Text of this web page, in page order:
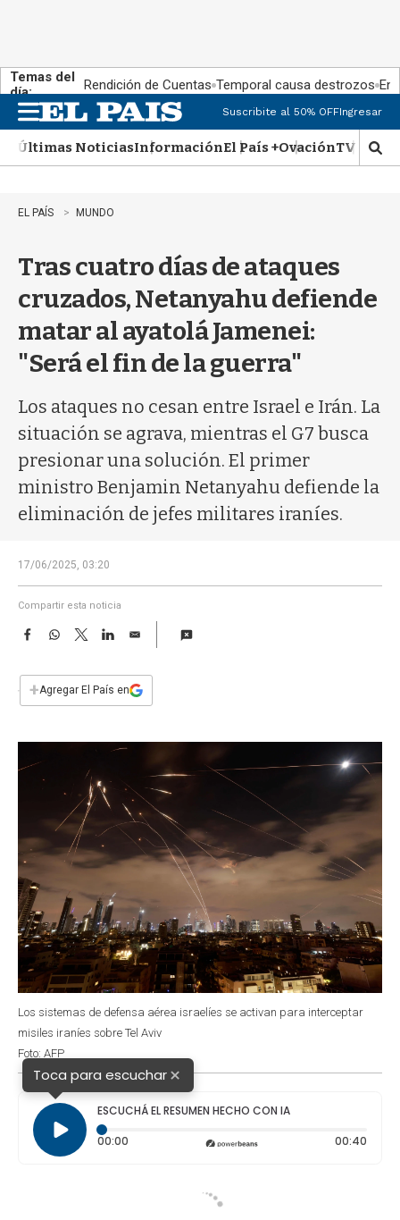
Temas del
día:
Rendición de Cuentas Temporal causa destrozos En
n
u
Suscribite al 50% OFFIngresar
Últimas NoticiasInformaciónEl País +OvaciónTV Show
M
o
�
a
EL PAÍS MUNDO
Tras cuatro días de ataques
cruzados, Netanyahu defiende
matar al ayatolá Jamenei:
"Será el fin de la guerra"
Los ataques no cesan entre Israel e Irán. La
situación se agrava, mientras el G7 busca
presionar una solución. El primer
ministro Benjamin Netanyahu defiende la
eliminación de jefes militares iraníes.
17/06/2025, 03:20
Compartir esta noticia
F
e
b
W
s
T
w
t
L
n
E
i
l
+Agregar El País en
Los sistemas de defensa aérea israelíes se activan para interceptar
misiles iraníes sobre Tel Aviv
Foto: AFP
Toca para escuchar×
ESCUCHÁ EL RESUMEN HECHO CON IA
00:00 Tiempo transcurrido: 0 segundos 00:40